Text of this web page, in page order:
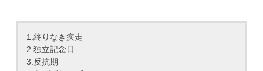
1.終りなき疾走
2.独立記念日
3.反抗期